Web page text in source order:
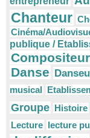
Chanteur
Cinéma/
publique /
Compositeur
Danse
musical
Groupe Histoire
Lecture lecture